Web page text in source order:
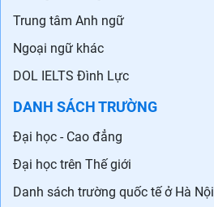
Trung tâm Anh ngữ
Ngoại ngữ khác
DOL IELTS Đình Lực
DANH SÁCH TRƯỜNG
Đại học - Cao đẳng
Đại học trên Thế giới
Danh sách trường quốc tế ở Hà Nội